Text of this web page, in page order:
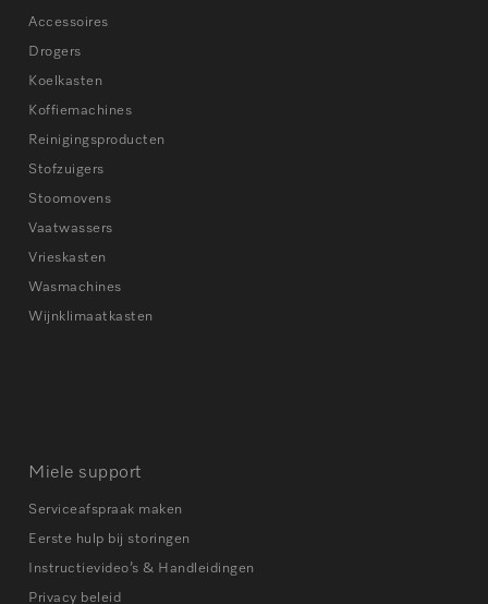
Accessoires
Drogers
Koelkasten
Koffiemachines
Reinigingsproducten
Stofzuigers
Stoomovens
Vaatwassers
Vrieskasten
Wasmachines
Wijnklimaatkasten
Miele support
Serviceafspraak maken
Eerste hulp bij storingen
Instructievideo’s & Handleidingen
Privacy beleid